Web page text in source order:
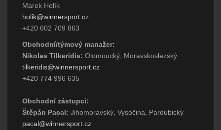
Marek Holík
holik@winnersport.cz
+420 602 709 863
Obchodní/týmový manažer:
Nikolas Tilkeridis: Olomoucký, Moravskoslezský
tilkeridis@winnersport.cz
+420 774 996 635
Obchodní zástupci:
Štěpán Pacal: Jihomoravský, Vysočina, Pardubický
pacal@winnersport.cz